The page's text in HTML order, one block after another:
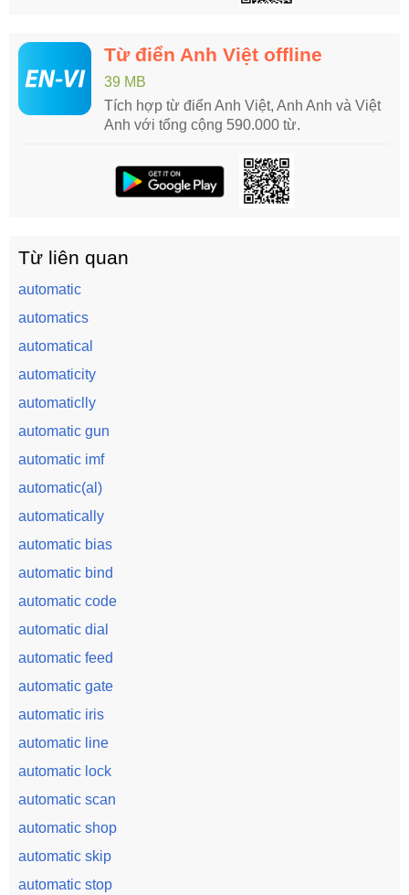
Từ điển Anh Việt offline
39 MB
Tích hợp từ điển Anh Việt, Anh Anh và Việt
Anh với tổng cộng 590.000 từ.
Từ liên quan
automatic
automatics
automatical
automaticity
automaticlly
automatic gun
automatic imf
automatic(al)
automatically
automatic bias
automatic bind
automatic code
automatic dial
automatic feed
automatic gate
automatic iris
automatic line
automatic lock
automatic scan
automatic shop
automatic skip
automatic stop